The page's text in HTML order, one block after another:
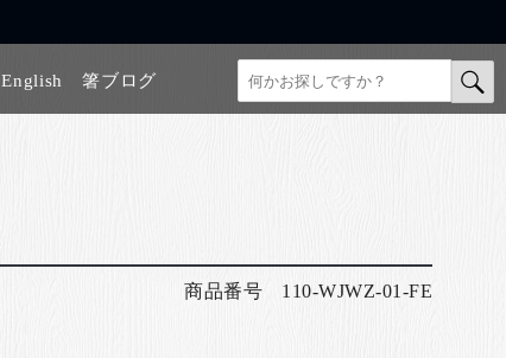
English 箸ブログ
商品番号 110-WJWZ-01-FE